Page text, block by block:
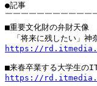
●記事
￣￣￣￣￣￣￣￣￣￣￣
■重要文化財の弁財天像
https://
https://